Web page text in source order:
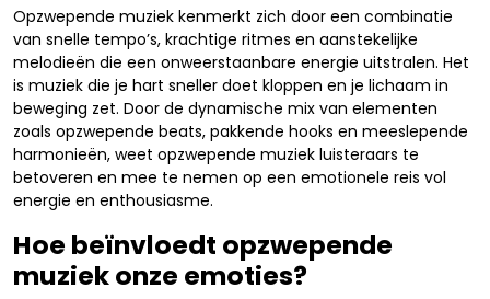
Opzwepende muziek kenmerkt zich door een combinatie
van snelle tempo’s, krachtige ritmes en aanstekelijke
melodieën die een onweerstaanbare energie uitstralen. Het
is muziek die je hart sneller doet kloppen en je lichaam in
beweging zet. Door de dynamische mix van elementen
zoals opzwepende beats, pakkende hooks en meeslepende
harmonieën, weet opzwepende muziek luisteraars te
betoveren en mee te nemen op een emotionele reis vol
energie en enthousiasme.
Hoe beïnvloedt opzwepende
muziek onze emoties?